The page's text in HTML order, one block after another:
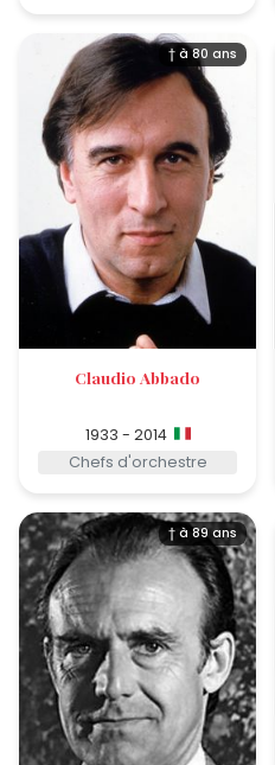
† à 80 ans
Claudio Abbado
1933 - 2014
Chefs d'orchestre
† à 89 ans